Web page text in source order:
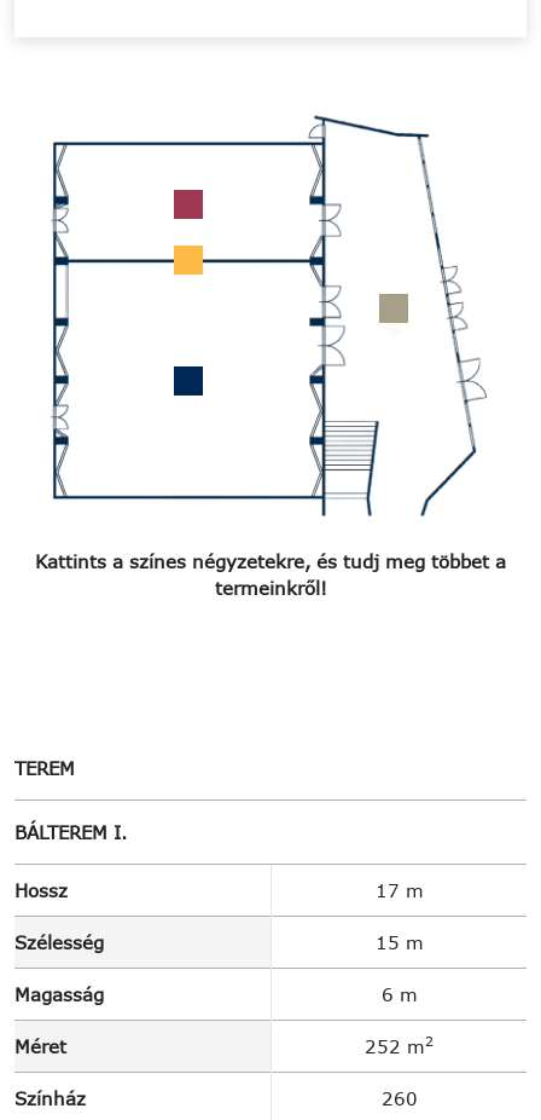
Kattints a színes négyzetekre, és tudj meg többet a
termeinkről!
TEREM
BÁLTEREM I.
Hossz 17 m
Szélesség 15 m
Magasság 6 m
Méret 252 m2
Színház 260